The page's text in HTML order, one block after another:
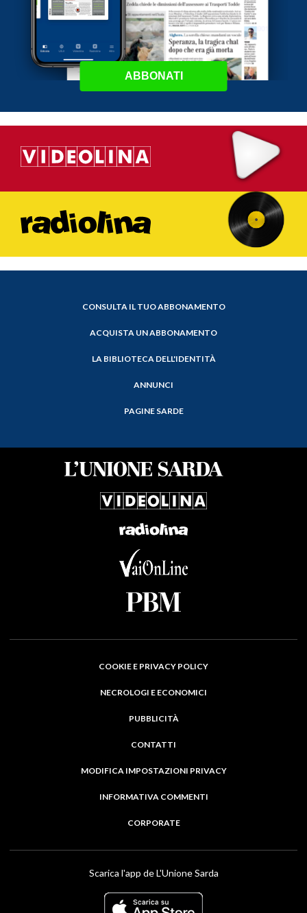
ABBONATI
CONSULTA IL TUO ABBONAMENTO
ACQUISTA UN ABBONAMENTO
LA BIBLIOTECA DELL'IDENTITÀ
ANNUNCI
PAGINE SARDE
COOKIE E PRIVACY POLICY
NECROLOGI E ECONOMICI
PUBBLICITÀ
CONTATTI
MODIFICA IMPOSTAZIONI PRIVACY
INFORMATIVA COMMENTI
CORPORATE
Scarica l'app de L'Unione Sarda